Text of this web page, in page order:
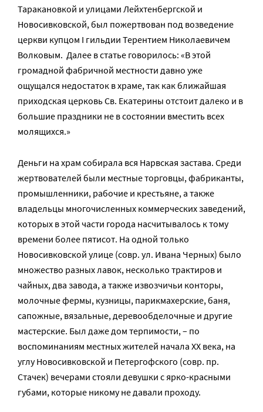
Таракановкой и улицами Лейхтенбергской и
Новосивковской, был пожертвован под возведение
церкви купцом I гильдии Терентием Николаевичем
Волковым. Далее в статье говорилось: «В этой
громадной фабричной местности давно уже
ощущался недостаток в храме, так как ближайшая
приходская церковь Св. Екатерины отстоит далеко и в
большие праздники не в состоянии вместить всех
молящихся.»
Деньги на храм собирала вся Нарвская застава. Среди
жертвователей были местные торговцы, фабриканты,
промышленники, рабочие и крестьяне, а также
владельцы многочисленных коммерческих заведений,
которых в этой части города насчитывалось к тому
времени более пятисот. На одной только
Новосивковской улице (совр. ул. Ивана Черных) было
множество разных лавок, несколько трактиров и
чайных, два завода, а также извозчичьи конторы,
молочные фермы, кузницы, парикмахерские, баня,
сапожные, вязальные, деревообделочные и другие
мастерские. Был даже дом терпимости, – по
воспоминаниям местных жителей начала XX века, на
углу Новосивковской и Петергофского (совр. пр.
Стачек) вечерами стояли девушки с ярко-красными
губами, которые никому не давали проходу.